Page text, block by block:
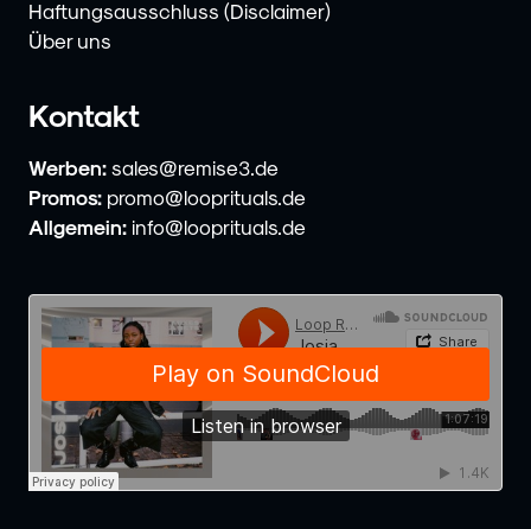
Haftungsausschluss (Disclaimer)
Über uns
Kontakt
Werben: sales@remise3.de
Promos: promo@looprituals.de
Allgemein: info@looprituals.de